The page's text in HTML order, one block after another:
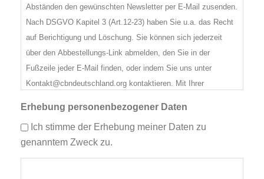
Abständen den gewünschten Newsletter per E-Mail zusenden.
Nach DSGVO Kapitel 3 (Art.12-23) haben Sie u.a. das Recht
auf Berichtigung und Löschung. Sie können sich jederzeit
über den Abbestellungs-Link abmelden, den Sie in der
Fußzeile jeder E-Mail finden, oder indem Sie uns unter
Kontakt@cbndeutschland.org kontaktieren. Mit Ihrer
Datenschutzrichtlinien einverstanden und willigen ein, dass
wir Ihre Informationen in Übereinstimmung mit diesen
Richtlinien verarbeiten dürfen. Die Datenschutzrichtlinien von
CBN Deutschland finden Sie unter
Erhebung personenbezogener Daten
Ich stimme der Erhebung meiner Daten zu
genanntem Zweck zu.